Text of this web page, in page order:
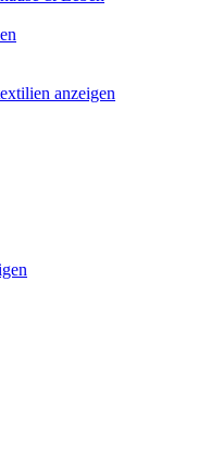
anzeigen